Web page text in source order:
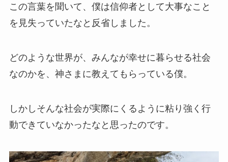
この言葉を聞いて、僕は信仰者として大事なこと
を見失っていたなと反省しました。
どのような世界が、みんなが幸せに暮らせる社会
なのかを、神さまに教えてもらっている僕。
しかしそんな社会が実際にくるように粘り強く行
動できていなかったなと思ったのです。